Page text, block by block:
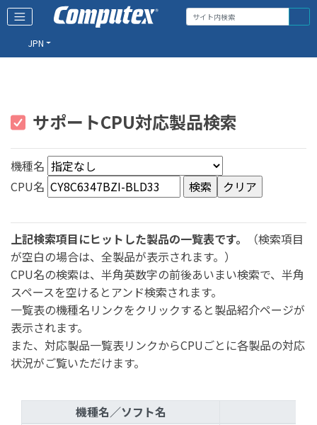
JPN
サポートCPU対応製品検索
機種名
CPU名
上記検索項目にヒットした製品の一覧表です。
（検索項目
が空白の場合は、全製品が表示されます。）
CPU名の検索は、半角英数字の前後あいまい検索で、半角
スペースを空けるとアンド検索されます。
一覧表の機種名リンクをクリックすると製品紹介ページが
表示されます。
また、対応製品一覧表リンクからCPUごとに各製品の対応
状況がご覧いただけます。
機種名／ソフト名